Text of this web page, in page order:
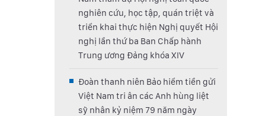
nghiên cứu, học tập, quán triệt và
triển khai thực hiện Nghị quyết Hội
nghị lần thứ ba Ban Chấp hành
Trung ương Đảng khóa XIV
Đoàn thanh niên Bảo hiểm tiền gửi
Việt Nam tri ân các Anh hùng liệt
sỹ nhân kỷ niệm 79 năm ngày